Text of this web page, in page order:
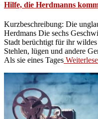
Hilfe, die Herdmanns
Kurzbeschreibung: Die
Herdmans Die sechs
Stadt berüchtigt für ihr
Stehlen, lügen und andere
Als sie eines Tages